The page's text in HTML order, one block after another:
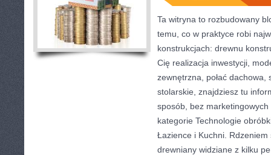
Ta witryna to rozbudowany
temu, co w praktyce robi
konstrukcjach: drewnu
Cię realizacja inwestycji,
zewnętrzna, połać
stolarskie, znajdziesz tu
sposób, bez
kategorie Technologie
Łazience i Kuchni. Rdzeniem
drewniany widziane z kilku